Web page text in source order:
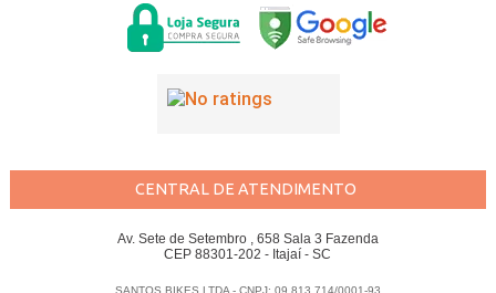
CENTRAL DE ATENDIMENTO
Av. Sete de Setembro , 658 Sala 3 Fazenda
CEP 88301-202 - Itajaí - SC
SANTOS BIKES LTDA - CNPJ: 09.813.714/0001-93